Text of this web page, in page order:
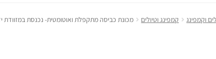
וקמפינג קמפינג וטיולים מכונת כביסה מתקפלת ואוטומטית- נכנסת במזוודת